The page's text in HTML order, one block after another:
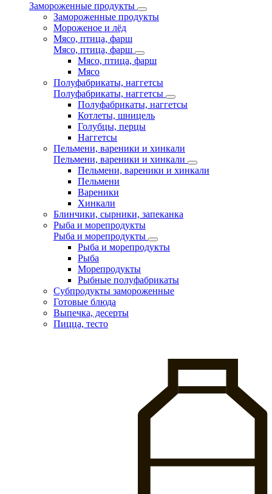
Замороженные продукты
Замороженные продукты
Мороженое и лёд
Мясо, птица, фарш
Мясо, птица, фарш
Мясо, птица, фарш
Мясо
Полуфабрикаты, наггетсы
Полуфабрикаты, наггетсы
Полуфабрикаты, наггетсы
Котлеты, шницель
Голубцы, перцы
Наггетсы
Пельмени, вареники и хинкали
Пельмени, вареники и хинкали
Пельмени, вареники и хинкали
Пельмени
Вареники
Хинкали
Блинчики, сырники, запеканка
Рыба и морепродукты
Рыба и морепродукты
Рыба и морепродукты
Рыба
Морепродукты
Рыбные полуфабрикаты
Субпродукты замороженные
Готовые блюда
Выпечка, десерты
Пицца, тесто